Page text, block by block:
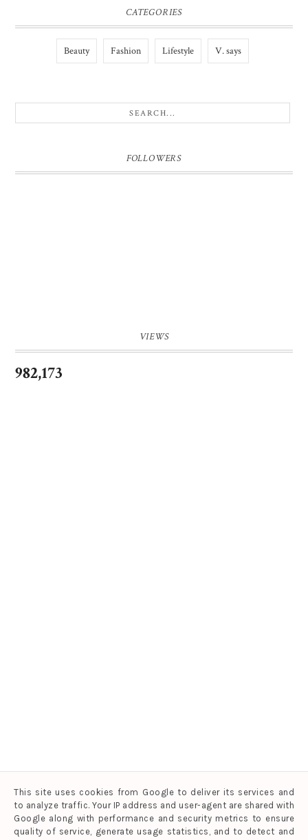
CATEGORIES
Beauty Fashion Lifestyle V. says
FOLLOWERS
VIEWS
982,173
This site uses cookies from Google to deliver its services and
to analyze traffic. Your IP address and user-agent are shared with
Google along with performance and security metrics to ensure
quality of service, generate usage statistics, and to detect and